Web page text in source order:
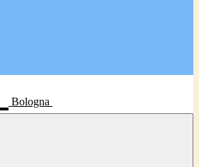
Bologna